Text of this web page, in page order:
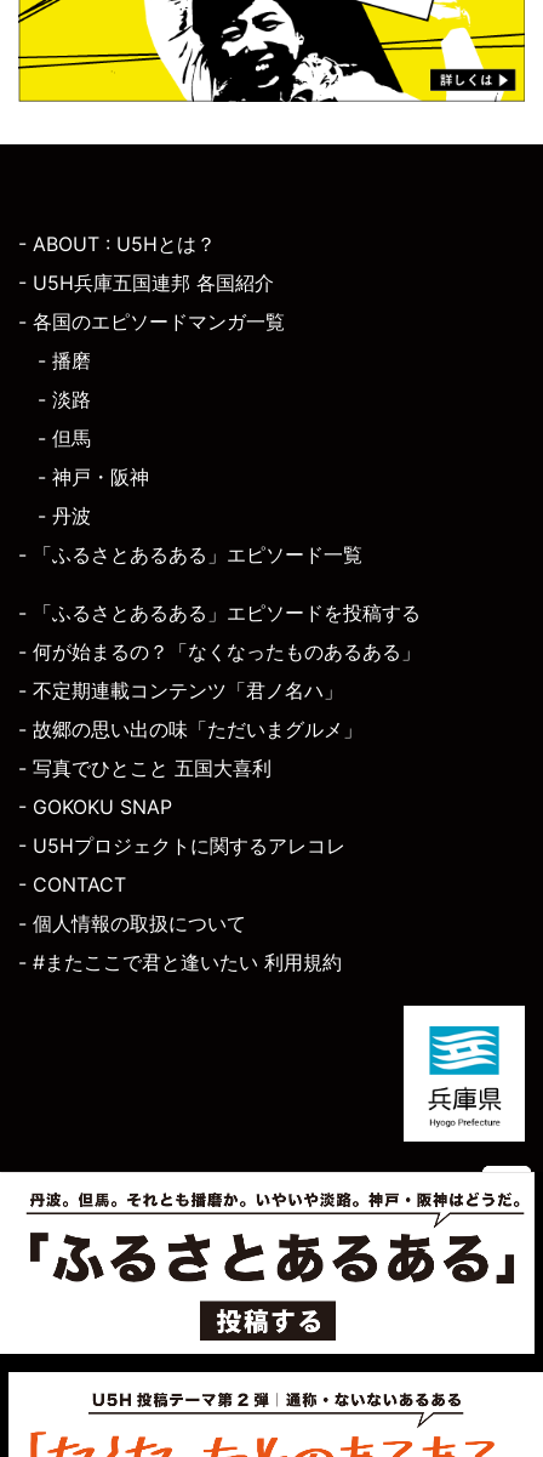
- ABOUT : U5Hとは？
- U5H兵庫五国連邦 各国紹介
- 各国のエピソードマンガ一覧
- 播磨
- 淡路
- 但馬
- 神戸・阪神
- 丹波
- 「ふるさとあるある」エピソード一覧
- 「ふるさとあるある」エピソードを投稿する
- 何が始まるの？「なくなったものあるある」
- 不定期連載コンテンツ「君ノ名ハ」
- 故郷の思い出の味「ただいまグルメ」
- 写真でひとこと 五国大喜利
- GOKOKU SNAP
- U5Hプロジェクトに関するアレコレ
- CONTACT
- 個人情報の取扱について
- #またここで君と逢いたい 利用規約